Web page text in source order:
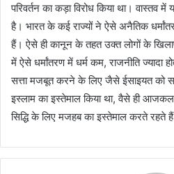
परिवर्तन का कड़ा विरोध किया था। वास्तव
है। भारत के कई राज्यों ने ऐसे अनैतिक
हैं। ऐसे ही कानून के तहत उक्त लोगों के
में ऐसे धर्मांतरण में धर्म कम, राजनीति
सत्ता मजबूत करने के लिए जैसे ईसाइयत को
इस्लाम का इस्तेमाल किया था, वैसे ही
सिद्धि के लिए मजहब का इस्तेमाल करते रहते